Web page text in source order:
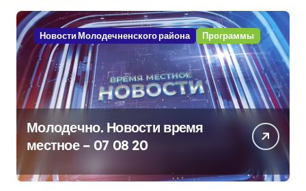
Новости Молодечненского района Программы
Молодечно. Новости время
местное – 07 08 20